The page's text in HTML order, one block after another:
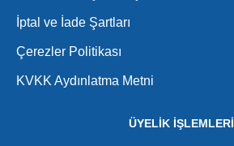
İptal ve İade Şartları
Çerezler Politikası
KVKK Aydınlatma Metni
ÜYELİK İŞLEMLERİ